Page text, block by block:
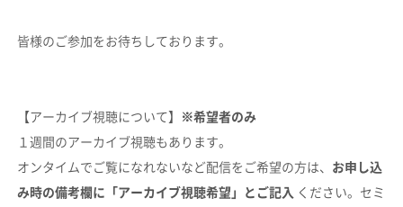
皆様のご参加をお待ちしております。
【アーカイブ視聴について】 ※希望者のみ
１週間のアーカイブ視聴もあります。
オンタイムでご覧になれないなど配信をご希望の方は、 お申し込
み時の備考欄に「アーカイブ視聴希望」とご記入 ください。セミ